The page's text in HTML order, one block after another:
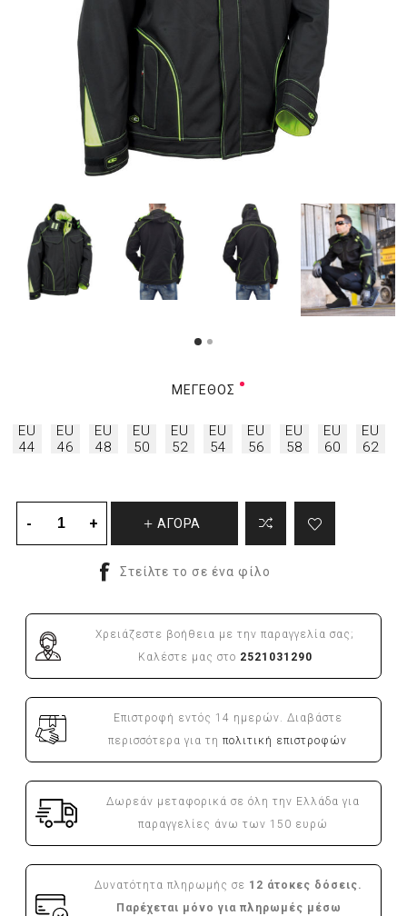
ΜΈΓΕΘΟΣ
EU
44
EU
46
EU
48
EU
50
EU
52
EU
54
EU
56
EU
58
EU
60
EU
62
ΑΓΟΡΑ
Χρειάζεστε βοήθεια με την παραγγελία σας;
Καλέστε μας στο 2521031290
Επιστροφή εντός 14 ημερών. Διαβάστε
περισσότερα για τηπολιτική επιστροφών
Δωρεάν μεταφορικά σε όλη την Ελλάδα για
παραγγελίες άνω των 150 ευρώ
Δυνατότητα πληρωμής σε 12 άτοκες δόσεις.
Παρέχεται μόνο για πληρωμές μέσω